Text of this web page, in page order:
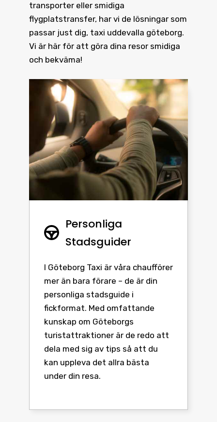
transporter eller smidiga
flygplatstransfer, har vi de lösningar som
passar just dig, taxi uddevalla göteborg.
Vi är här för att göra dina resor smidiga
och bekväma!
Personliga
Stadsguider
I Göteborg Taxi är våra chaufförer
mer än bara förare – de är din
personliga stadsguide i
fickformat. Med omfattande
kunskap om Göteborgs
turistattraktioner är de redo att
dela med sig av tips så att du
kan uppleva det allra bästa
under din resa.